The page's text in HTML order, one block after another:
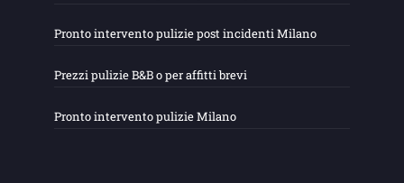
Pronto intervento pulizie post incidenti Milano
Prezzi pulizie B&B o per affitti brevi
Pronto intervento pulizie Milano